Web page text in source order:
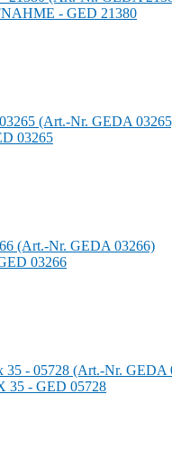
- GED 21380
03265
03266
- GED 05728